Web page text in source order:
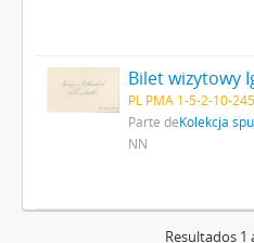
PL PMA 1-5-2-10-
Parte deKolekcja
NN
Resultados 1